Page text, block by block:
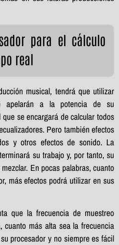
para el cálculo
real
musical, tendrá que utilizar
apelarán a la potencia de su
se encargará de calcular todos
Pero también efectos
y otros efectos de sonido. La
su trabajo y, por tanto, su
En pocas palabras, cuanto
más efectos podrá utilizar en sus
que la frecuencia de muestreo
cuanto más alta sea la frecuencia
procesador y no siempre es fácil